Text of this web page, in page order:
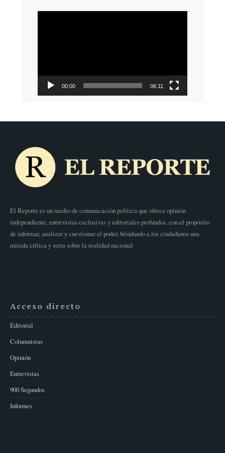
00:00 06:11
El Reporte es un medio de comunicación política que ofrece opinión
independiente, entrevistas exclusivas y editoriales profundos, con el propósito
de informar, analizar y cuestionar el poder, brindando a los ciudadanos una
mirada crítica y seria sobre la realidad nacional
Acceso directo
Editorial
Columnistas
Opinión
Entrevistas
900 Segundos
Informes